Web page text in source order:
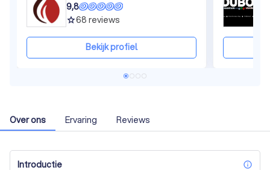
9,8
grade68 reviews
Bekijk profiel
Over ons Ervaring Reviews
Introductie